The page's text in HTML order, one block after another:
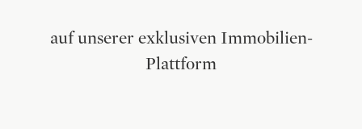
auf unserer exklusiven Immobilien-
Plattform